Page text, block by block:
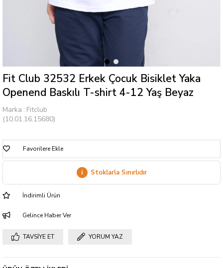
Fit Club 32532 Erkek Çocuk Bisiklet Yaka
Openend Baskılı T-shirt 4-12 Yaş Beyaz
Marka : Fitclub
(10.01.16.15680)
Favorilere Ekle
i Stoklarla Sınırlıdır
İndirimli Ürün
Gelince Haber Ver
TAVSIYE ET YORUM YAZ